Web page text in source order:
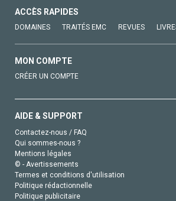
ACCÈS RAPIDES
DOMAINES TRAITÉS EMC REVUES
MON COMPTE
CRÉER UN COMPTE
AIDE & SUPPORT
Contactez-nous / FAQ
Qui sommes-nous ?
Mentions légales
© - Avertissements
Termes et conditions d'utilisation
Politique rédactionnelle
Politique publicitaire